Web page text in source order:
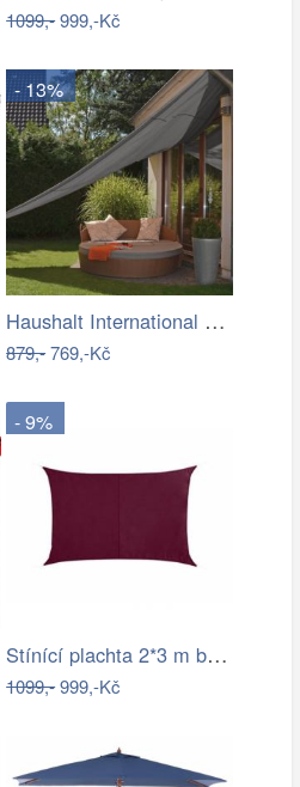
1099,-999,-Kč
- 13%
Haushalt International Stínící…
879,-769,-Kč
- 9%
Stínící plachta 2*3 m bordó
1099,-999,-Kč